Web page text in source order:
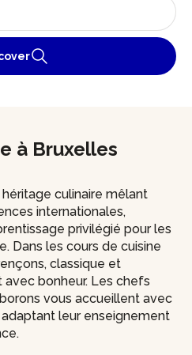
à Bruxelles
culinaire mêlant
internationales,
privilégié pour les
Dans les cours de cuisine
classique et
bonheur. Les chefs
vous accueillent avec
leur enseignement